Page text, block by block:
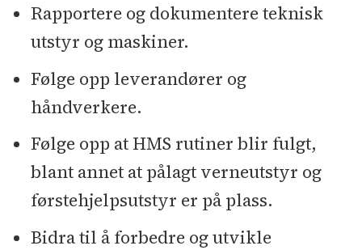
Rapportere og dokumentere teknisk
utstyr og maskiner.
Følge opp leverandører og
håndverkere.
Følge opp at HMS rutiner blir fulgt,
blant annet at pålagt verneutstyr og
førstehjelpsutstyr er på plass.
Bidra til å forbedre og utvikle